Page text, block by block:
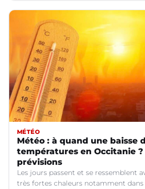
MÉTÉO
Météo : à quand une baisse
températures en Occitanie ?
prévisions
Les jours passent et se ressemblent
très fortes chaleurs notamment dans